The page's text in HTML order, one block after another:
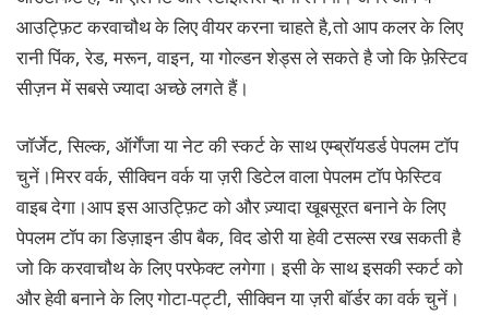
आउट्फ़िट करवाचौथ के लिए वीयर करना चाहते है,तो आप कलर के लिए
रानी पिंक, रेड, मरून, वाइन, या गोल्डन शेड्स ले सकते है जो कि फ़ेस्टिव
सीज़न में सबसे ज्यादा अच्छे लगते हैं।
जॉर्जेट, सिल्क, ऑर्गेंजा या नेट की स्कर्ट के साथ एम्ब्रॉयडर्ड पेपलम टॉप
चुनें।मिरर वर्क, सीक्विन वर्क या ज़री डिटेल वाला पेपलम टॉप फेस्टिव
वाइब देगा।आप इस आउट्फ़िट को और ज़्यादा खूबसूरत बनाने के लिए
पेपलम टॉप का डिज़ाइन डीप बैक, विद डोरी या हेवी टसल्स रख सकती है
जो कि करवाचौथ के लिए परफेक्ट लगेगा। इसी के साथ इसकी स्कर्ट को
और हेवी बनाने के लिए गोटा-पट्टी, सीक्विन या ज़री बॉर्डर का वर्क चुनें।